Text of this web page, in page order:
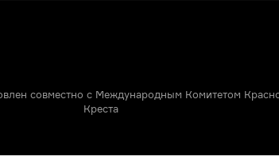
совместно с Международным Комитетом
Креста